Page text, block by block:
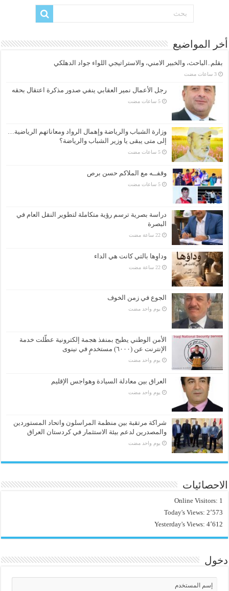
أخر المواضيع
بقلم..الباحث، والخبير الامني، والاستراتيجي اللواء جواد الدهلكي
‏3 ساعات مضت
رجل الأعمال نمير العقابي ينفي صدور مذكرة اعتقال بحقه
‏5 ساعات مضت
وزارة الشباب والرياضة وإهمال الرواد ومعاناتهم الرياضية…
إلى متى يبقى يا وزير الشباب والرياضة؟
‏5 ساعات مضت
وقفــه مع الملاكم حسن برص
‏5 ساعات مضت
دراسة بصرية ترسم رؤية متكاملة لتطوير النقل العام في
البصرة
وداوِها بالتي كانت هي الداء
الجوع في زمن الخوف
‏يوم واحد مضت
الأمن الوطني يطيح بمنفذ هجمة إلكترونية عطّلت خدمة
الإنترنت عن (٦٠٠٠) مستخدمٍ في نينوى
‏يوم واحد مضت
العراق بين معادلة السيادة وهواجس الإقليم
‏يوم واحد مضت
شراكة مرتقبة بين منظمة المراسلون واتحاد المستوردين
والمصدرين لدعم بيئة الاستثمار في كردستان العراق
‏يوم واحد مضت
الاحصائيات
Online Visitors: 1
Today's Views: 2٬573
Yesterday's Views: 4٬612
دخول